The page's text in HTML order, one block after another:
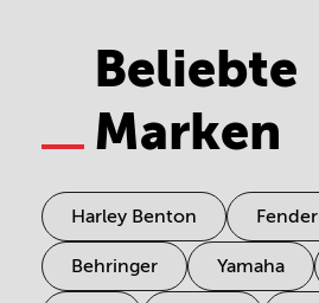
Beliebte
Marken
Harley Benton Fender
Behringer Yamaha